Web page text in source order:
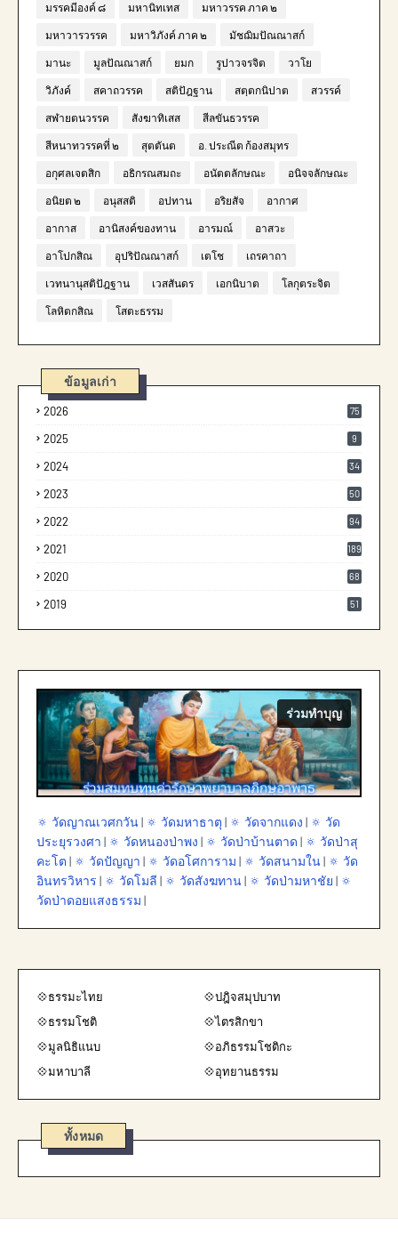
มรรคมีองค์ ๘ มหานิทเทส มหาวรรค ภาค ๒
มหาวารวรรค มหาวิภังค์ ภาค ๒ มัชฌิมปัณณาสก์
มานะ มูลปัณณาสก์ ยมก รูปาวจรจิต วาโย
วิภังค์ สคาถวรรค สติปัฎฐาน สตฺตกนิปาต สวรรค์
สฬายตนวรรค สังฆาทิเสส สีลขันธวรรค
สีหนาทวรรคที่ ๒ สุตตันต อ. ประณีต ก้องสมุทร
อกุศลเจตสิก อธิกรณสมถะ อนัตตลักษณะ อนิจจลักษณะ
อนิยต ๒ อนุสสติ อปทาน อริยสัจ อากาศ
อากาส อานิสงค์ของทาน อารมณ์ อาสวะ
อาโปกสิณ อุปริปัณณาสก์ เตโช เถรคาถา
เวทนานุสติปัฎฐาน เวสสันดร เอกนิบาต โลกุตระจิต
โลหิตกสิณ โสตะธรรม
ข้อมูลเก่า
2026 75
2025 9
2024 34
2023 50
2022 94
2021 189
2020 68
2019 51
ร่วมทำบุญ
🔅 วัดญาณเวศกวัน| 🔅 วัดมหาธาตุ | 🔅 วัดจากแดง | 🔅 วัด
ประยุรวงศา | 🔅 วัดหนองป่าพง | 🔅 วัดป่าบ้านตาด | 🔅 วัดป่าสุ
คะโต | 🔅 วัดปัญญา | 🔅 วัดอโศการาม | 🔅 วัดสนามใน| 🔅 วัด
อินทรวิหาร | 🔅 วัดโมลี | 🔅 วัดสังฆทาน| 🔅 วัดป่ามหาชัย | 🔅
วัดป่าดอยแสงธรรม |
💠ธรรมะไทย
💠ปฎิจสมุปบาท
💠ธรรมโชติ
💠ไตรสิกขา
💠มูลนิธิแนบ
💠อภิธรรมโชติกะ
💠มหาบาลี
💠อุทยานธรรม
ทั้งหมด